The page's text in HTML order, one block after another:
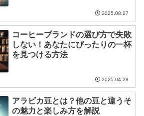
2025.08.27
コーヒーブランドの選び方で失敗
しない！あなたにぴったりの一杯
を見つける方法
2025.04.28
アラビカ豆とは？他の豆と違うそ
の魅力と楽しみ方を解説